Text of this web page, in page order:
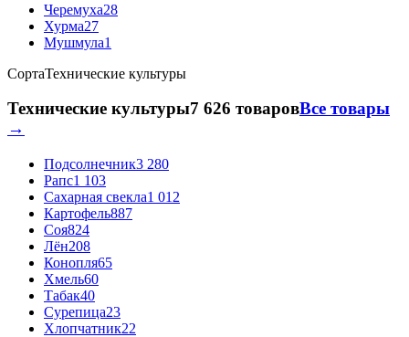
Черемуха28
Хурма27
Мушмула1
СортаТехнические культуры
Технические культуры7 626 товаровВсе товары
→
Подсолнечник3 280
Рапс1 103
Сахарная свекла1 012
Картофель887
Соя824
Лён208
Конопля65
Хмель60
Табак40
Сурепица23
Хлопчатник22